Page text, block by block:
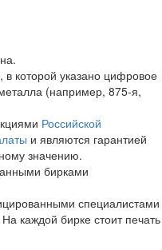
которой указано цифровое
(например, 875-я,
Российской
и являются гарантией
значению.
бирками
специалистами
каждой бирке стоит печать